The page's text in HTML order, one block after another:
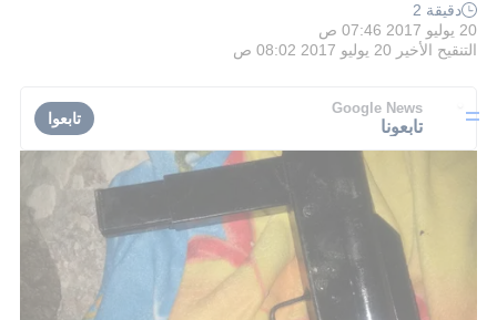
دقيقة 2
20 يوليو 2017 07:46 ص
التنقيح الأخير 20 يوليو 2017 08:02 ص
Google News
تابعونا تابعوا